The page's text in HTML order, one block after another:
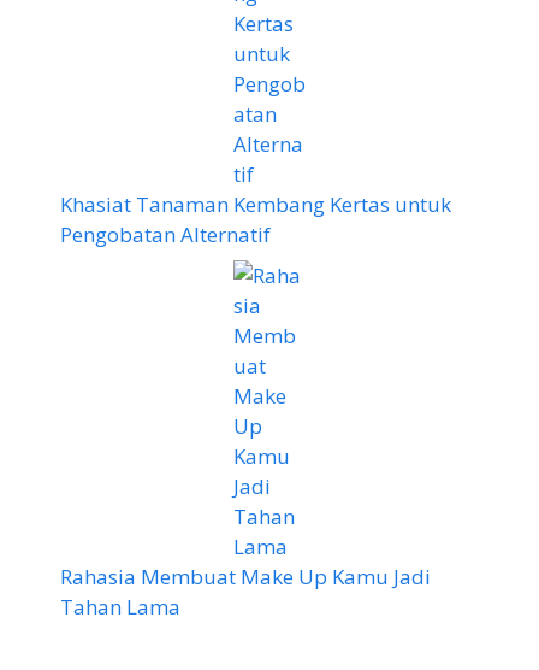
Khasiat Tanaman Kembang Kertas untuk
Pengobatan Alternatif
Rahasia Membuat Make Up Kamu Jadi
Tahan Lama